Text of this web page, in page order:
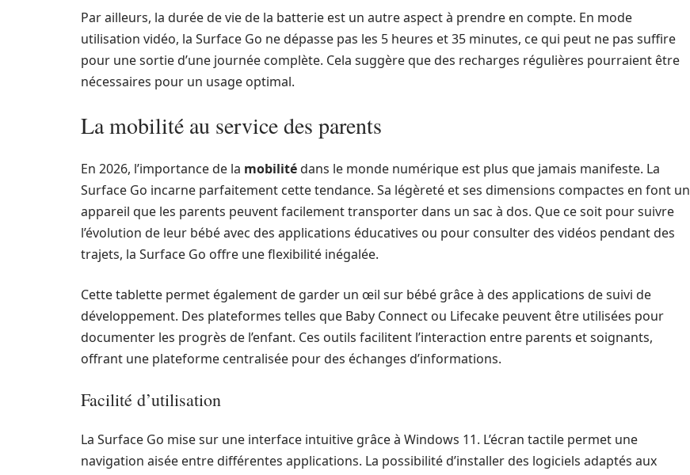
Par ailleurs, la durée de vie de la batterie est un autre aspect à prendre en compte. En mode
utilisation vidéo, la Surface Go ne dépasse pas les 5 heures et 35 minutes, ce qui peut ne pas suffire
pour une sortie d’une journée complète. Cela suggère que des recharges régulières pourraient être
nécessaires pour un usage optimal.
La mobilité au service des parents
En 2026, l’importance de la mobilitédans le monde numérique est plus que jamais manifeste. La
Surface Go incarne parfaitement cette tendance. Sa légèreté et ses dimensions compactes en font un
appareil que les parents peuvent facilement transporter dans un sac à dos. Que ce soit pour suivre
l’évolution de leur bébé avec des applications éducatives ou pour consulter des vidéos pendant des
trajets, la Surface Go offre une flexibilité inégalée.
Cette tablette permet également de garder un œil sur bébé grâce à des applications de suivi de
développement. Des plateformes telles que Baby Connect ou Lifecake peuvent être utilisées pour
documenter les progrès de l’enfant. Ces outils facilitent l’interaction entre parents et soignants,
offrant une plateforme centralisée pour des échanges d’informations.
Facilité d’utilisation
La Surface Go mise sur une interface intuitive grâce à Windows 11. L’écran tactile permet une
navigation aisée entre différentes applications. La possibilité d’installer des logiciels adaptés aux